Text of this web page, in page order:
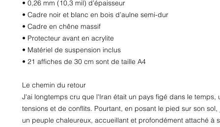
• 0,26 mm (10,3 mil) d’épaisseur
• Cadre noir et blanc en bois d’aulne semi-dur
• Cadre en chêne massif
• Protecteur avant en acrylite
• Matériel de suspension inclus
• 21 affiches de 30 cm sont de taille A4
Le chemin du retour
J'ai longtemps cru que l'Iran était un pays figé dans le temps,
tensions et de conflits. Pourtant, en posant le pied sur son
un peuple chaleureux, accueillant et profondément attaché à